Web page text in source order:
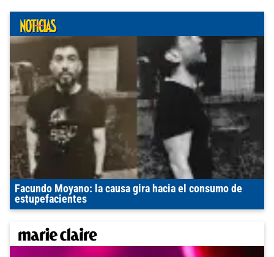
Facundo Moyano: la causa gira hacia el consumo de
estupefacientes